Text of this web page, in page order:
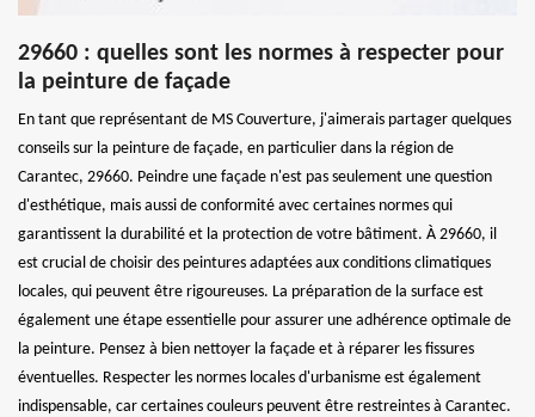
29660 : quelles sont les normes à respecter pour
la peinture de façade
En tant que représentant de MS Couverture, j'aimerais partager quelques
conseils sur la peinture de façade, en particulier dans la région de
Carantec, 29660. Peindre une façade n'est pas seulement une question
d'esthétique, mais aussi de conformité avec certaines normes qui
garantissent la durabilité et la protection de votre bâtiment. À 29660, il
est crucial de choisir des peintures adaptées aux conditions climatiques
locales, qui peuvent être rigoureuses. La préparation de la surface est
également une étape essentielle pour assurer une adhérence optimale de
la peinture. Pensez à bien nettoyer la façade et à réparer les fissures
éventuelles. Respecter les normes locales d'urbanisme est également
indispensable, car certaines couleurs peuvent être restreintes à Carantec.